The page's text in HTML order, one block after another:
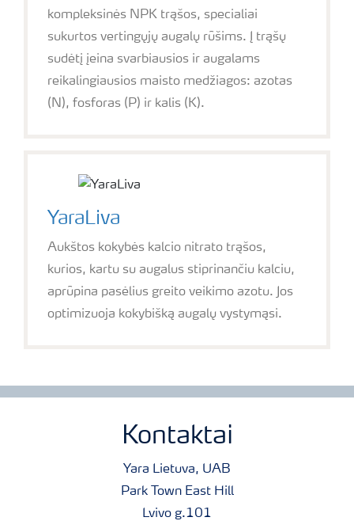
kompleksinės NPK trąšos, specialiai
sukurtos vertingųjų augalų rūšims. Į trąšų
sudėtį įeina svarbiausios ir augalams
reikalingiausios maisto medžiagos: azotas
(N), fosforas (P) ir kalis (K).
YaraLiva
Aukštos kokybės kalcio nitrato trąšos,
kurios, kartu su augalus stiprinančiu kalciu,
aprūpina pasėlius greito veikimo azotu. Jos
optimizuoja kokybišką augalų vystymąsi.
Kontaktai
Yara Lietuva, UAB
Park Town East Hill
Lvivo g.101